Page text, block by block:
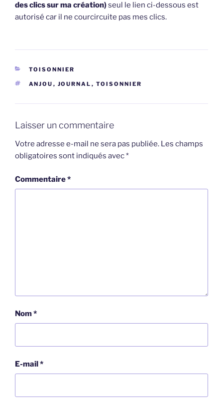
des clics sur ma création)seul le lien ci-dessous est
autorisé car il ne courcircuite pas mes clics.
CATÉGORIES
TOISONNIER
ÉTIQUETTES
ANJOU , JOURNAL , TOISONNIER
Laisser un commentaire
Votre adresse e-mail ne sera pas publiée. Les champs
obligatoires sont indiqués avec*
Commentaire*
Nom*
E-mail*